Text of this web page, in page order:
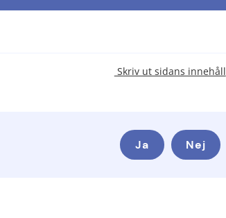
Skriv ut sidans innehåll
Nej
Ja